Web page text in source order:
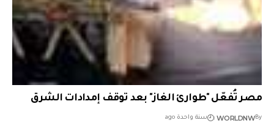
مصر تُفعّل "طوارئ الغاز" بعد توقف إمدادات الشرق
By
WORLDNW سنة واحدة ago